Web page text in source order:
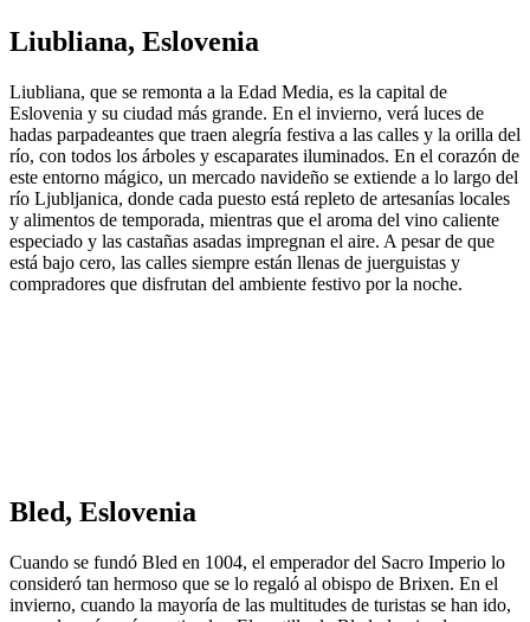
Liubliana, Eslovenia
Liubliana, que se remonta a la Edad Media, es la capital de
Eslovenia y su ciudad más grande. En el invierno, verá luces de
hadas parpadeantes que traen alegría festiva a las calles y la orilla del
río, con todos los árboles y escaparates iluminados. En el corazón de
este entorno mágico, un mercado navideño se extiende a lo largo del
río Ljubljanica, donde cada puesto está repleto de artesanías locales
y alimentos de temporada, mientras que el aroma del vino caliente
especiado y las castañas asadas impregnan el aire. A pesar de que
está bajo cero, las calles siempre están llenas de juerguistas y
compradores que disfrutan del ambiente festivo por la noche.
Bled, Eslovenia
Cuando se fundó Bled en 1004, el emperador del Sacro Imperio lo
consideró tan hermoso que se lo regaló al obispo de Brixen. En el
invierno, cuando la mayoría de las multitudes de turistas se han ido,